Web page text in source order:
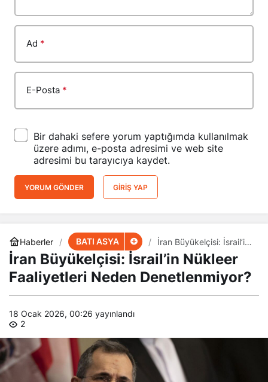
Ad *
E-Posta *
Bir dahaki sefere yorum yaptığımda kullanılmak
üzere adımı, e-posta adresimi ve web site
adresimi bu tarayıcıya kaydet.
YORUM GÖNDER GIRIŞ YAP
Haberler BATI ASYA
İran Büyükelçisi: İsrail’in
Nükleer Faaliyetleri
Neden Denetlenmiyor?
İran Büyükelçisi: İsrail’in Nükleer
Faaliyetleri Neden Denetlenmiyor?
18 Ocak 2026, 00:26 yayınlandı
2